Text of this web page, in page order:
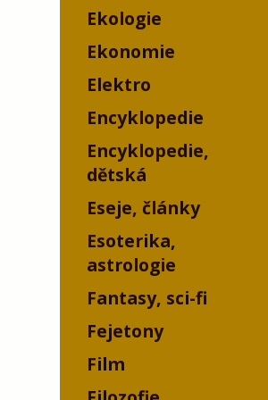
Ekologie
Ekonomie
Elektro
Encyklopedie
Encyklopedie,
dětská
Eseje, články
Esoterika,
astrologie
Fantasy, sci-fi
Fejetony
Film